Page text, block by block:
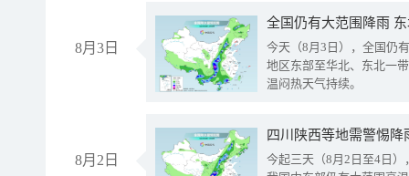
8月3日
全国仍有大范围降雨
今天（8月3日），全国仍
地区东部至华北、东北一
温闷热天气持续。
8月2日
今起三天（8月2日至4日